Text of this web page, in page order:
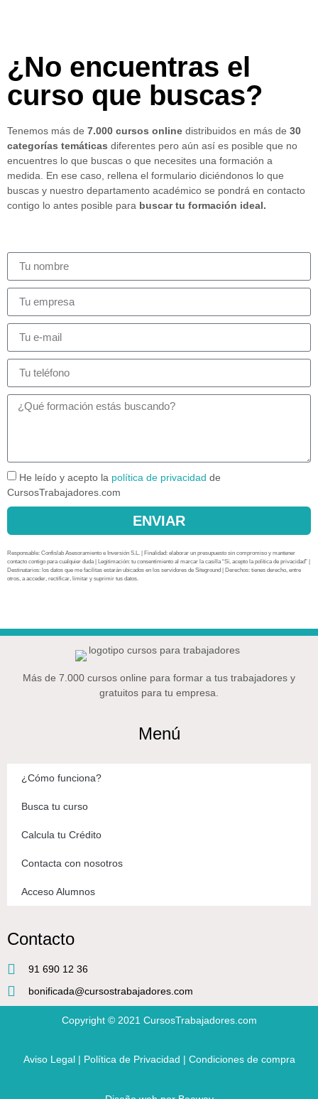
¿No encuentras el
curso que buscas?
Tenemos más de 7.000 cursos online distribuidos en más de 30
categorías temáticas diferentes pero aún así es posible que no
encuentres lo que buscas o que necesites una formación a
medida. En ese caso, rellena el formulario diciéndonos lo que
buscas y nuestro departamento académico se pondrá en contacto
contigo lo antes posible para buscar tu formación ideal.
He leído y acepto la política de privacidad de
CursosTrabajadores.com
ENVIAR
Responsable: Confislab Asesoramiento e Inversión S.L. | Finalidad: elaborar un presupuesto sin compromiso y mantener
contacto contigo para cualquier duda | Legitimación: tu consentimiento al marcar la casilla “Sí, acepto la política de privacidad” |
Destinatarios: los datos que me facilitas estarán ubicados en los servidores de Siteground | Derechos: tienes derecho, entre
otros, a acceder, rectificar, limitar y suprimir tus datos.
Más de 7.000 cursos online para formar a tus trabajadores y
gratuitos para tu empresa.
Menú
¿Cómo funciona?
Busca tu curso
Calcula tu Crédito
Contacta con nosotros
Acceso Alumnos
Contacto
91 690 12 36
bonificada@cursostrabajadores.com
Copyright © 2021 CursosTrabajadores.com
Aviso Legal| Política de Privacidad | Condiciones de compra